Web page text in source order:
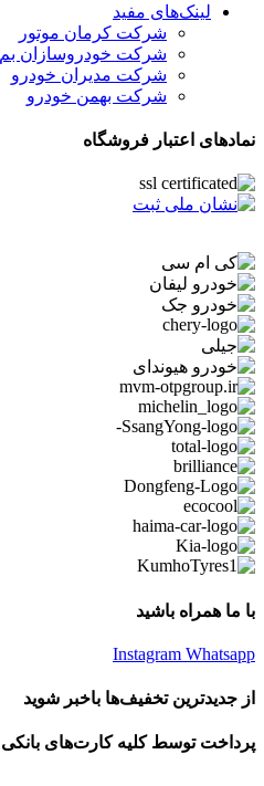
لینک‌های مفید
شرکت کرمان موتور
شرکت خودروسازان بم
شرکت مدیران خودرو
شرکت بهمن خودرو
نمادهای اعتبار فروشگاه
با ما همراه باشید
Instagram Whatsapp
از جدیدترین تخفیف‌ها باخبر شوید
پرداخت توسط کلیه کارت‌های بانکی